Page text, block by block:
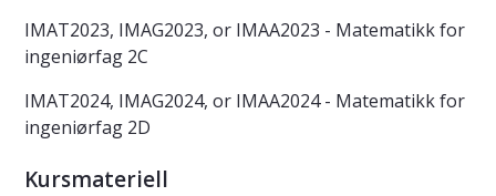
IMAT2023, IMAG2023, or IMAA2023 - Matematikk for
ingeniørfag 2C
IMAT2024, IMAG2024, or IMAA2024 - Matematikk for
ingeniørfag 2D
Kursmateriell